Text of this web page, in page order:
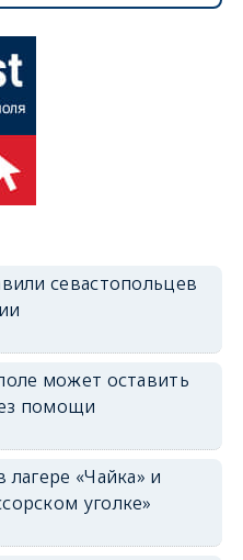
севастопольцев
может оставить
помощи
«Чайка» и
уголке»